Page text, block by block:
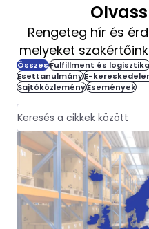
Rengeteg hír és
melyeket
ÖsszesFulfillment és logisztika
EsettanulmányE-
SajtóközleményEsemények